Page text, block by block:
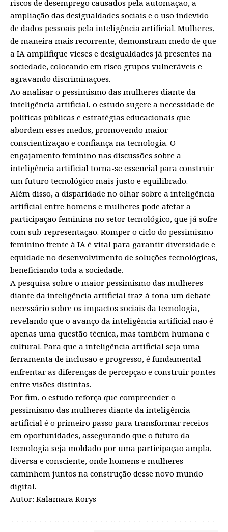
riscos de desemprego causados pela automação, a
ampliação das desigualdades sociais e o uso indevido
de dados pessoais pela inteligência artificial. Mulheres,
de maneira mais recorrente, demonstram medo de que
a IA amplifique vieses e desigualdades já presentes na
sociedade, colocando em risco grupos vulneráveis e
agravando discriminações.
Ao analisar o pessimismo das mulheres diante da
inteligência artificial, o estudo sugere a necessidade de
políticas públicas e estratégias educacionais que
abordem esses medos, promovendo maior
conscientização e confiança na tecnologia. O
engajamento feminino nas discussões sobre a
inteligência artificial torna-se essencial para construir
um futuro tecnológico mais justo e equilibrado.
Além disso, a disparidade no olhar sobre a inteligência
artificial entre homens e mulheres pode afetar a
participação feminina no setor tecnológico, que já sofre
com sub-representação. Romper o ciclo do pessimismo
feminino frente à IA é vital para garantir diversidade e
equidade no desenvolvimento de soluções tecnológicas,
beneficiando toda a sociedade.
A pesquisa sobre o maior pessimismo das mulheres
diante da inteligência artificial traz à tona um debate
necessário sobre os impactos sociais da tecnologia,
revelando que o avanço da inteligência artificial não é
apenas uma questão técnica, mas também humana e
cultural. Para que a inteligência artificial seja uma
ferramenta de inclusão e progresso, é fundamental
enfrentar as diferenças de percepção e construir pontes
entre visões distintas.
Por fim, o estudo reforça que compreender o
pessimismo das mulheres diante da inteligência
artificial é o primeiro passo para transformar receios
em oportunidades, assegurando que o futuro da
tecnologia seja moldado por uma participação ampla,
diversa e consciente, onde homens e mulheres
caminhem juntos na construção desse novo mundo
digital.
Autor: Kalamara Rorys